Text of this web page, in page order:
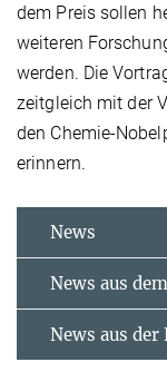
dem Preis sollen
weiteren
werden. Die
zeitgleich mit der
den Chemie-
erinnern.
News
News aus
News aus der